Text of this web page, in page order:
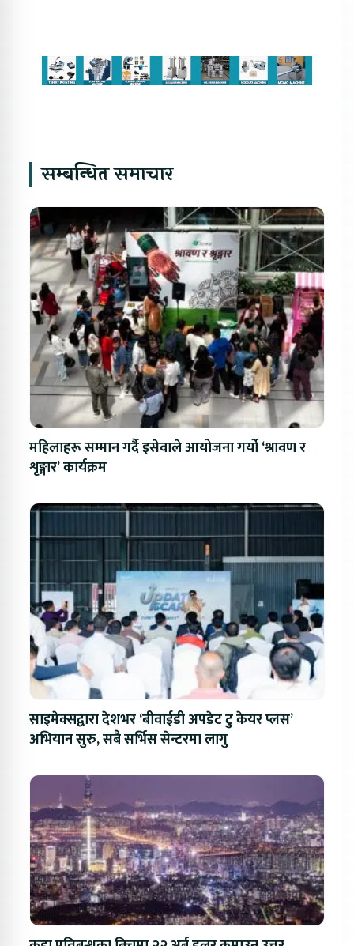
सम्बन्धित समाचार
महिलाहरू सम्मान गर्दै इसेवाले आयोजना गर्यो ‘श्रावण र
शृङ्गार’ कार्यक्रम
साइमेक्सद्वारा देशभर ‘बीवाईडी अपडेट टु केयर प्लस’
अभियान सुरु, सबै सर्भिस सेन्टरमा लागु